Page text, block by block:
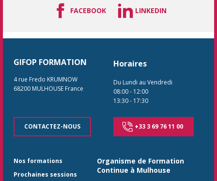
FACEBOOK LINKEDIN
GIFOP FORMATION
4 rue Fredo KRUMNOW
68200 MULHOUSE France
CONTACTEZ-NOUS
Horaires
Du Lundi au Vendredi
08:00- 12:00
13:30- 17:30
+33 3 69 76 11 00
Nos formations
Prochaines sessions
Organisme de Formation
Continue à Mulhouse